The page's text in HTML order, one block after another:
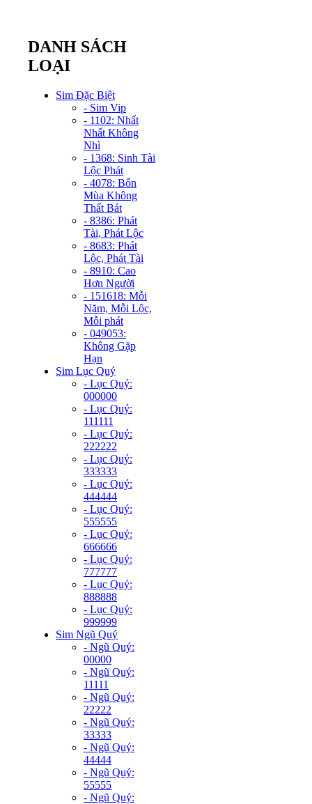
DANH SÁCH
LOẠI
Sim Đặc Biệt
- Sim Vip
- 1102: Nhất
Nhất Không
Nhì
- 1368: Sinh Tài
Lộc Phát
- 4078: Bốn
Mùa Không
Thất Bát
- 8386: Phát
Tài, Phát Lộc
- 8683: Phát
Lộc, Phát Tài
- 8910: Cao
Hơn Người
- 151618: Mỗi
Năm, Mỗi Lộc,
Mỗi phát
- 049053:
Không Gặp
Hạn
Sim Lục Quý
- Lục Quý:
000000
- Lục Quý:
111111
- Lục Quý:
222222
- Lục Quý:
333333
- Lục Quý:
444444
- Lục Quý:
555555
- Lục Quý:
666666
- Lục Quý:
777777
- Lục Quý:
888888
- Lục Quý:
999999
Sim Ngũ Quý
- Ngũ Quý:
00000
- Ngũ Quý:
11111
- Ngũ Quý:
22222
- Ngũ Quý:
33333
- Ngũ Quý:
44444
- Ngũ Quý:
55555
- Ngũ Quý: